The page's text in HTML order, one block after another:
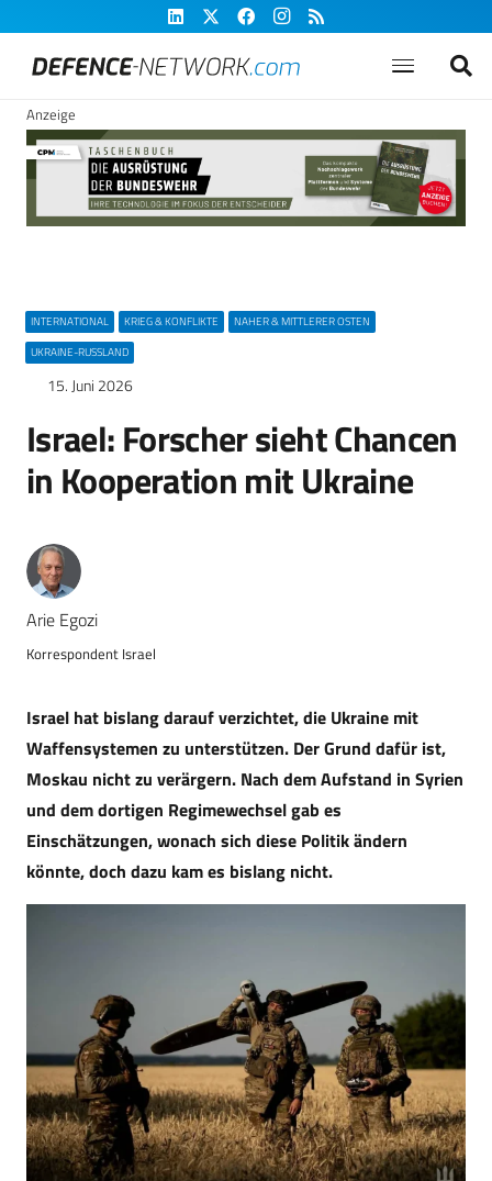
Anzeige
INTERNATIONAL KRIEG & KONFLIKTE
NAHER & MITTLERER OSTEN
UKRAINE-RUSSLAND
15. Juni 2026
Israel: Forscher sieht Chancen
in Kooperation mit Ukraine
Arie Egozi
Korrespondent Israel
Israel hat bislang darauf verzichtet, die Ukraine mit
Waffensystemen zu unterstützen. Der Grund dafür ist,
Moskau nicht zu verärgern. Nach dem Aufstand in Syrien
und dem dortigen Regimewechsel gab es
Einschätzungen, wonach sich diese Politik ändern
könnte, doch dazu kam es bislang nicht.